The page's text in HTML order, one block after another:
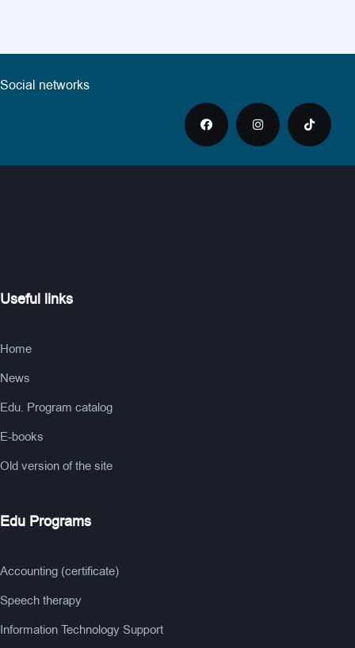
Social networks
Useful links
Home
News
Edu. Program catalog
E-books
Old version of the site
Edu Programs
Accounting (certificate)
Speech therapy
Information Technology Support